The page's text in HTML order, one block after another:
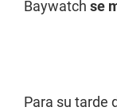
Baywatch se
Para su tarde